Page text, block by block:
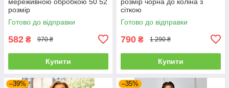
розмір
Готово до відправки
582 ₴ 970 ₴
Купити
сіткою
Готово до відправки
790 ₴ 1 290 ₴
Купити
–39% –35%